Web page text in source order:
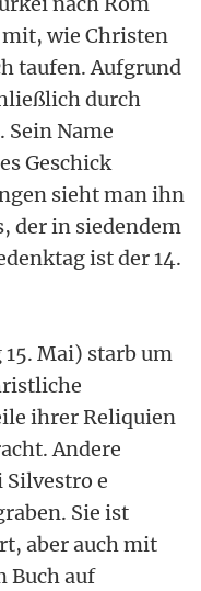
wie Christen
taufen. Aufgrund
durch
Sein Name
Geschick
sieht man ihn
der in siedendem
ist der 14.
Mai) starb um
ihrer Reliquien
Andere
e
Sie ist
aber auch mit
Buch auf